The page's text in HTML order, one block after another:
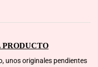
unos originales pendientes